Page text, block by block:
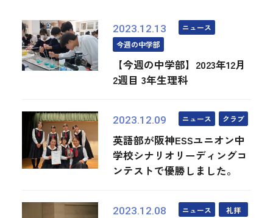
2023.12.13
ニュース
今週の中学部
【今週の中学部】2023年12月
2週目 3年生理科
2023.12.09 ニュース クラブ
英語部が阪神ESSユニオン中
学校シナリオリーディングコ
ンテストで優勝しました。
2023.12.08 ニュース 礼拝